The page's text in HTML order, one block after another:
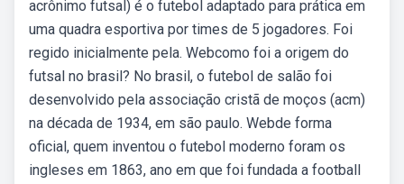
acrônimo futsal) é o futebol adaptado para prática em
uma quadra esportiva por times de 5 jogadores. Foi
regido inicialmente pela. Webcomo foi a origem do
futsal no brasil? No brasil, o futebol de salão foi
desenvolvido pela associação cristã de moços (acm)
na década de 1934, em são paulo. Webde forma
oficial, quem inventou o futebol moderno foram os
ingleses em 1863, ano em que foi fundada a football